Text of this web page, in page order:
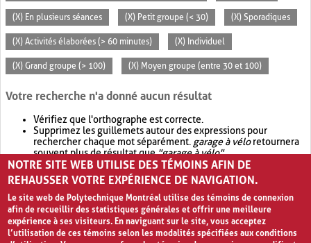
(X) En plusieurs séances (X) Petit groupe (< 30) (X) Sporadiques
(X) Activités élaborées (> 60 minutes) (X) Individuel
(X) Grand groupe (> 100) (X) Moyen groupe (entre 30 et 100)
Votre recherche n'a donné aucun résultat
Vérifiez que l'orthographe est correcte.
Supprimez les guillemets autour des expressions pour
rechercher chaque mot séparément. garage à véloretournera
souvent plus de résultat que"garage à vélo".
Envisagez d'élargir votre recherche avec OR.garage OR vélo
retournera souvent plus de résultat quegarage à vélo
NOTRE SITE WEB UTILISE DES TÉMOINS AFIN DE
REHAUSSER VOTRE EXPÉRIENCE DE NAVIGATION.
Le site web de Polytechnique Montréal utilise des témoins de connexion
afin de recueillir des statistiques générales et offrir une meilleure
expérience à ses visiteurs. En naviguant sur le site, vous acceptez
l’utilisation de ces témoins selon les modalités spécifiées aux conditions